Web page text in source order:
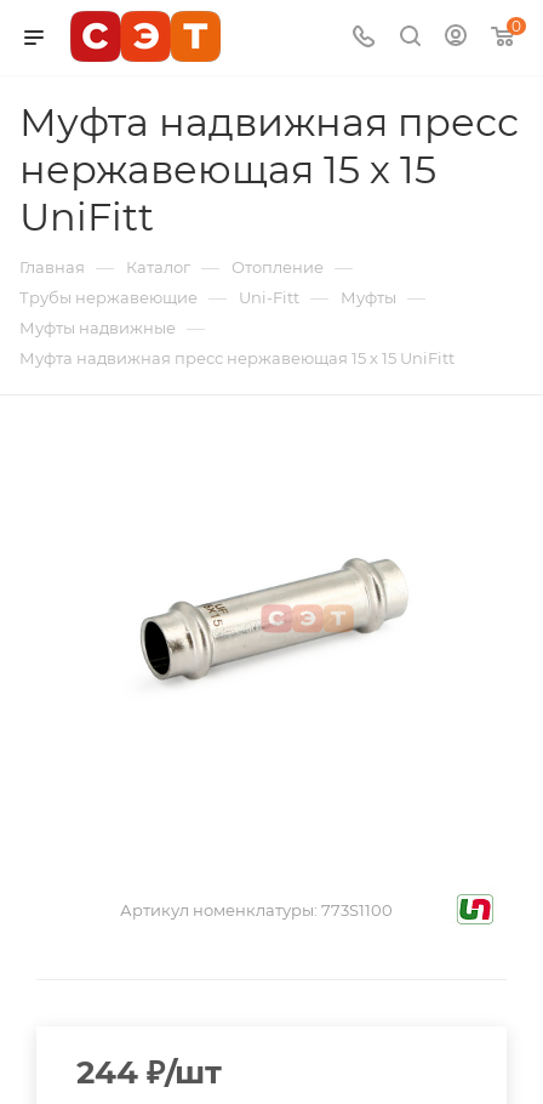
0
Муфта надвижная пресс
нержавеющая 15 х 15
UniFitt
Главная — Каталог — Отопление —
Трубы нержавеющие — Uni-Fitt — Муфты —
Муфты надвижные —
Муфта надвижная пресс нержавеющая 15 х 15 UniFitt
Артикул номенклатуры: 773S1100
244 ₽/шт